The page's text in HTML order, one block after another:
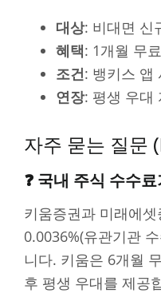
대상: 비대면 신
혜택: 1개월 무
조건: 뱅키스 앱
연장: 평생 우대
자주 묻는 질문
❓ 국내 주식 수수
키움증권과 미래에
0.0036%(유관기관
니다. 키움은 6개월
후 평생 우대를 제공